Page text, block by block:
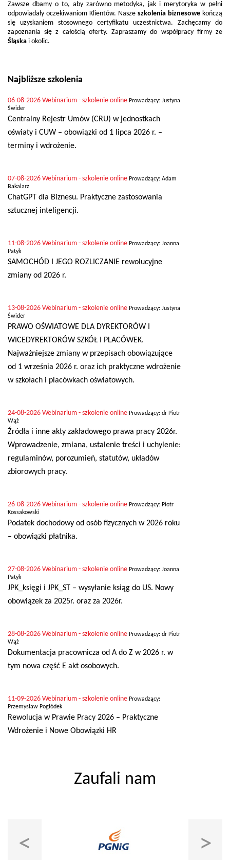
Zawsze dbamy o to, aby zarówno metodyka, jak i merytoryka w pełni
odpowiadały oczekiwaniom Klientów. Nasze szkolenia biznesowe kończą
się uzyskaniem stosownego certyfikatu uczestnictwa. Zachęcamy do
zapoznania się z całością oferty. Zapraszamy do współpracy firmy ze
Śląska i okolic.
Najbliższe szkolenia
06-08-2026 Webinarium - szkolenie online Prowadzący: Justyna
Świder
Centralny Rejestr Umów (CRU) w jednostkach
oświaty i CUW – obowiązki od 1 lipca 2026 r. –
terminy i wdrożenie.
07-08-2026 Webinarium - szkolenie online Prowadzący: Adam
Bakalarz
ChatGPT dla Biznesu. Praktyczne zastosowania
sztucznej inteligencji.
11-08-2026 Webinarium - szkolenie online Prowadzący: Joanna
Patyk
SAMOCHÓD I JEGO ROZLICZANIE rewolucyjne
zmiany od 2026 r.
13-08-2026 Webinarium - szkolenie online Prowadzący: Justyna
Świder
PRAWO OŚWIATOWE DLA DYREKTORÓW I
WICEDYREKTORÓW SZKÓŁ I PLACÓWEK.
Najważniejsze zmiany w przepisach obowiązujące
od 1 września 2026 r. oraz ich praktyczne wdrożenie
w szkołach i placówkach oświatowych.
24-08-2026 Webinarium - szkolenie online Prowadzący: dr Piotr
Wąż
Źródła i inne akty zakładowego prawa pracy 2026r.
Wprowadzenie, zmiana, ustalenie treści i uchylenie:
regulaminów, porozumień, statutów, układów
zbiorowych pracy.
26-08-2026 Webinarium - szkolenie online Prowadzący: Piotr
Kossakowski
Podatek dochodowy od osób fizycznych w 2026 roku
– obowiązki płatnika.
27-08-2026 Webinarium - szkolenie online Prowadzący: Joanna
Patyk
JPK_księgi i JPK_ST – wysyłanie ksiąg do US. Nowy
obowiązek za 2025r. oraz za 2026r.
28-08-2026 Webinarium - szkolenie online Prowadzący: dr Piotr
Wąż
Dokumentacja pracownicza od A do Z w 2026 r. w
tym nowa część E akt osobowych.
11-09-2026 Webinarium - szkolenie online Prowadzący:
Przemysław Pogłódek
Rewolucja w Prawie Pracy 2026 – Praktyczne
Wdrożenie i Nowe Obowiązki HR
Zaufali nam
< >